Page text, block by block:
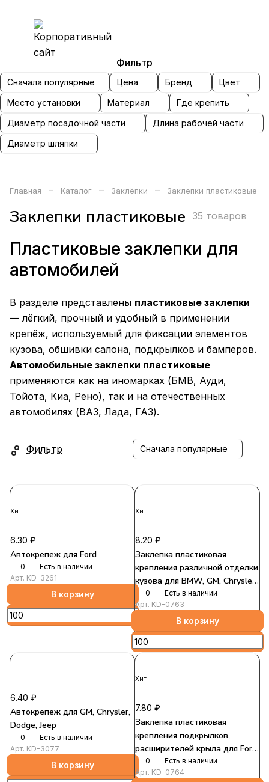
Фильтр
Сначала популярные Цена Бренд
Цвет
Место установки
Материал
Где крепить
Диаметр посадочной части
Длина рабочей части
Диаметр шляпки
Главная – Каталог – Заклёпки – Заклепки пластиковые
Заклепки пластиковые 35 товаров
Пластиковые заклепки для
автомобилей
В разделе представлены пластиковые заклепки
— лёгкий, прочный и удобный в применении
крепёж, используемый для фиксации элементов
кузова, обшивки салона, подкрылков и бамперов.
Автомобильные заклепки пластиковые
применяются как на иномарках (БМВ, Ауди,
Тойота, Киа, Рено), так и на отечественных
автомобилях (ВАЗ, Лада, ГАЗ).
Фильтр Сначала популярные
Хит
6.30 ₽
Автокрепеж для Ford
0
Есть в наличии
Арт. KD-3261
В корзину
Хит
8.20 ₽
Заклепка пластиковая
крепления различной отделки
кузова для BMW, GM, Chrysler,
Dodge, Jeep, Ford
0
Есть в наличии
Арт. KD-0763
В корзину
6.40 ₽
Автокрепеж для GM, Chrysler,
Dodge, Jeep
0
Есть в наличии
Арт. KD-3077
В корзину
Хит
7.80 ₽
Заклепка пластиковая
крепления подкрылков,
расширителей крыла для Ford,
GM, Chrysler, Dodge, BMW
0
Есть в наличии
Арт. KD-0764